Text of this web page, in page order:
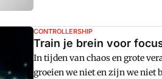
CONTROLLERSHIP
Train je brein voor
In tijden van chaos en grote
groeien we niet en zijn we niet